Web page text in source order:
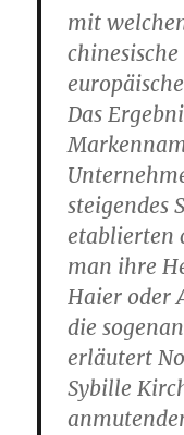
mit
Das
steigendes
etablierten
man ihre
Haier oder
die
erläutert
Sybille